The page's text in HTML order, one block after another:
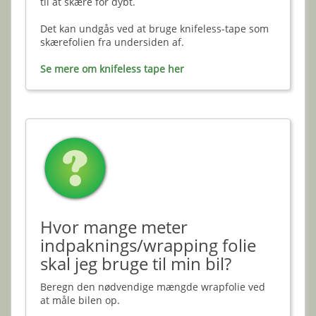
Det kan undgås ved at bruge knifeless-tape som
skærefolien fra undersiden af.
Se mere om knifeless tape her
Hvor mange meter
indpaknings/wrapping folie
skal jeg bruge til min bil?
Beregn den nødvendige mængde wrapfolie ved
at måle bilen op.